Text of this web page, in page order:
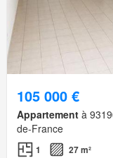
105 000 €
Appartement à
de-France
1 27 m²